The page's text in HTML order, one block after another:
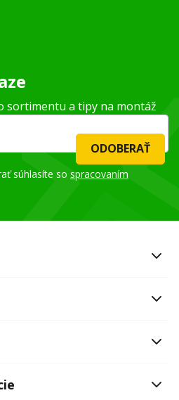
sortimentu a tipy na montáž
ODOBERAŤ
súhlasíte so spracovaním